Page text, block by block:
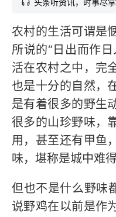
农村的生活可谓是
所说的“日出而作
活在农村之中，完
也是十分的自然，
是有着很多的野生
很多的山珍野味，
用，甚至还有甲鱼
味，堪称是城中难得
但也不是什么野味
说野鸡在以前是作